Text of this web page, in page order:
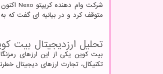
شرکت وام دهنده کریپتو Nexo
متوقف کرد و در بیانیه ای گفت که به
تحلیل ارزدیجیتال بیت
بیت کوین یکی از این ارزهای
تکنیکال، تجارت ارزهای دیجیتال